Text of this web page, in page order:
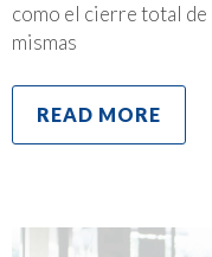
como el cierre total
mismas
READ MORE